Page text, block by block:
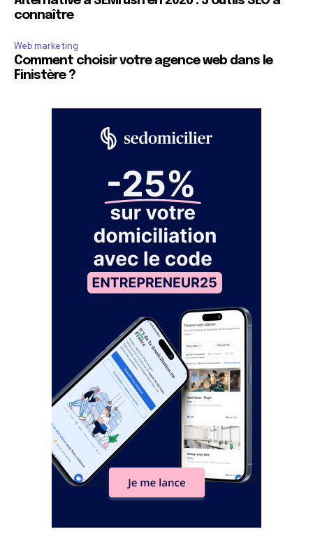
connaître
Web marketing
Comment choisir votre agence web dans le
Finistère ?